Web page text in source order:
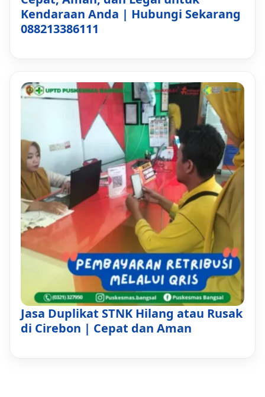
Kendaraan Anda | Hubungi Sekarang
088213386111
Jasa Duplikat STNK Hilang atau Rusak
di Cirebon | Cepat dan Aman